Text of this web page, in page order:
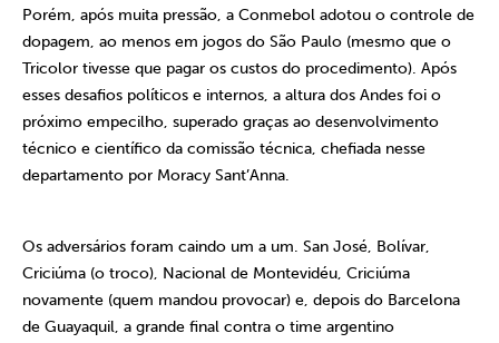
Porém, após muita pressão, a Conmebol adotou o controle de
dopagem, ao menos em jogos do São Paulo (mesmo que o
Tricolor tivesse que pagar os custos do procedimento). Após
esses desafios políticos e internos, a altura dos Andes foi o
próximo empecilho, superado graças ao desenvolvimento
técnico e científico da comissão técnica, chefiada nesse
departamento por Moracy Sant’Anna.
Os adversários foram caindo um a um. San José, Bolívar,
Criciúma (o troco), Nacional de Montevidéu, Criciúma
novamente (quem mandou provocar) e, depois do Barcelona
de Guayaquil, a grande final contra o time argentino